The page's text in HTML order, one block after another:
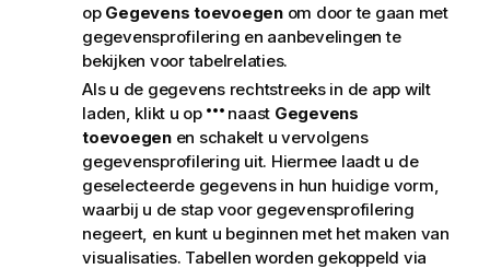
op Gegevens toevoegenom door te gaan met
gegevensprofilering en aanbevelingen te
bekijken voor tabelrelaties.
Als u de gegevens rechtstreeks in de app wilt
laden, klikt u op
naast Gegevens
toevoegenen schakelt u vervolgens
gegevensprofilering uit. Hiermee laadt u de
geselecteerde gegevens in hun huidige vorm,
waarbij u de stap voor gegevensprofilering
negeert, en kunt u beginnen met het maken van
visualisaties. Tabellen worden gekoppeld via